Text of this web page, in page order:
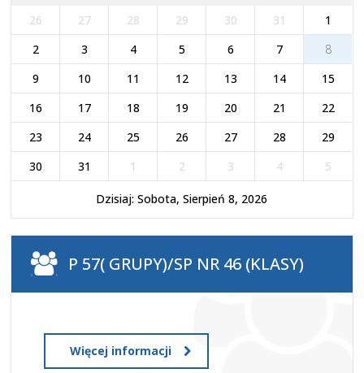
26 27 28 29 30 31
1
2
3 4 5 6 7
8
9
10 11 12 13 14
15
16
17 18 19 20 21
22
23
24 25 26 27 28
29
30
31 1 2 3 4 5
Dzisiaj: Sobota, Sierpień 8, 2026
P 57( GRUPY)/SP NR 46 (KLASY)
Więcej informacji